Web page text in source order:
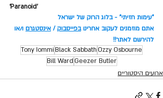
‘Paranoid’
"עימות חזיתי" - בלוג הרוק של ישראל
אתם מוזמנים לעקוב אחרינו בפייסבוק / אינסטגרם ו/או
להירשם לאתר!!
Ozzy Osbourne
Black Sabbath
Tony Iommi
Geezer Butler
Bill Ward
ארועים היסטוריים